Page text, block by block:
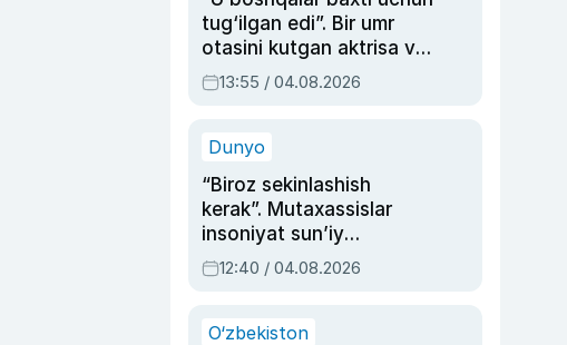
tug‘ilgan edi”. Bir umr
otasini kutgan aktrisa va
dublyaj ustasi Rimma
Ahmedovaning
13:55 / 04.08.2026
Dunyo
“Biroz sekinlashish
kerak”. Mutaxassislar
insoniyat sun’iy
intellektni boshqara
olmay qolishidan xavotir
12:40 / 04.08.2026
O‘zbekiston